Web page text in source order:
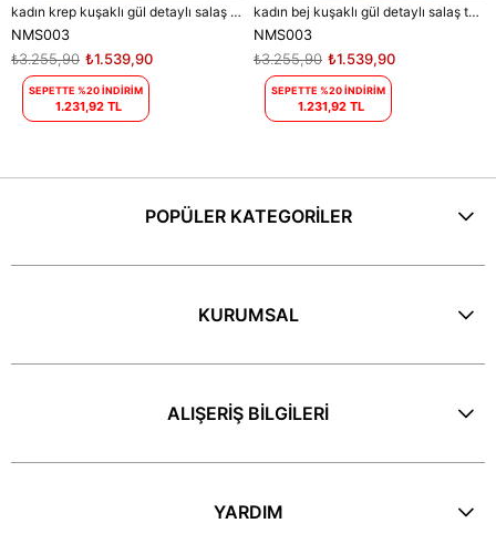
kadın krep kuşaklı gül detaylı salaş tulum DPNMS003
NMS003
₺1.539,90
₺3.255,90
SEPETTE %20 İNDİRİM
1.231,92 TL
kadın bej kuşaklı gül detaylı salaş tulum NMS003
NMS003
₺1.539,90
₺3.255,90
SEPETTE %20 İNDİRİM
1.231,92 TL
POPÜLER KATEGORİLER
KURUMSAL
ALIŞERİŞ BİLGİLERİ
YARDIM